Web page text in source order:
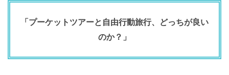
「プーケットツアーと自由行動旅行、どっちが良い
のか？」